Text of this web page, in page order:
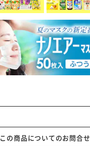
この商品についてのお問合せ